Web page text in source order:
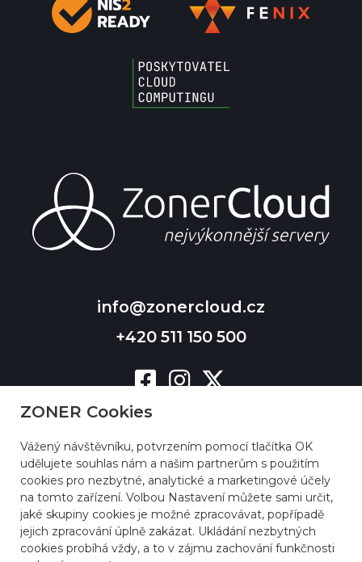
info@zonercloud.cz
+420 511 150 500
ZONER Cookies
Vážený návštěvníku, potvrzením pomocí tlačítka OK
udělujete souhlas nám a našim partnerům s použitím
cookies pro nezbytné, analytické a marketingové účely
na tomto zařízení. Volbou Nastavení můžete sami určit,
jaké skupiny cookies je možné zpracovávat, popřípadě
jejich zpracování úplně zakázat. Ukládání nezbytných
cookies probíhá vždy, a to v zájmu zachování funkčnosti